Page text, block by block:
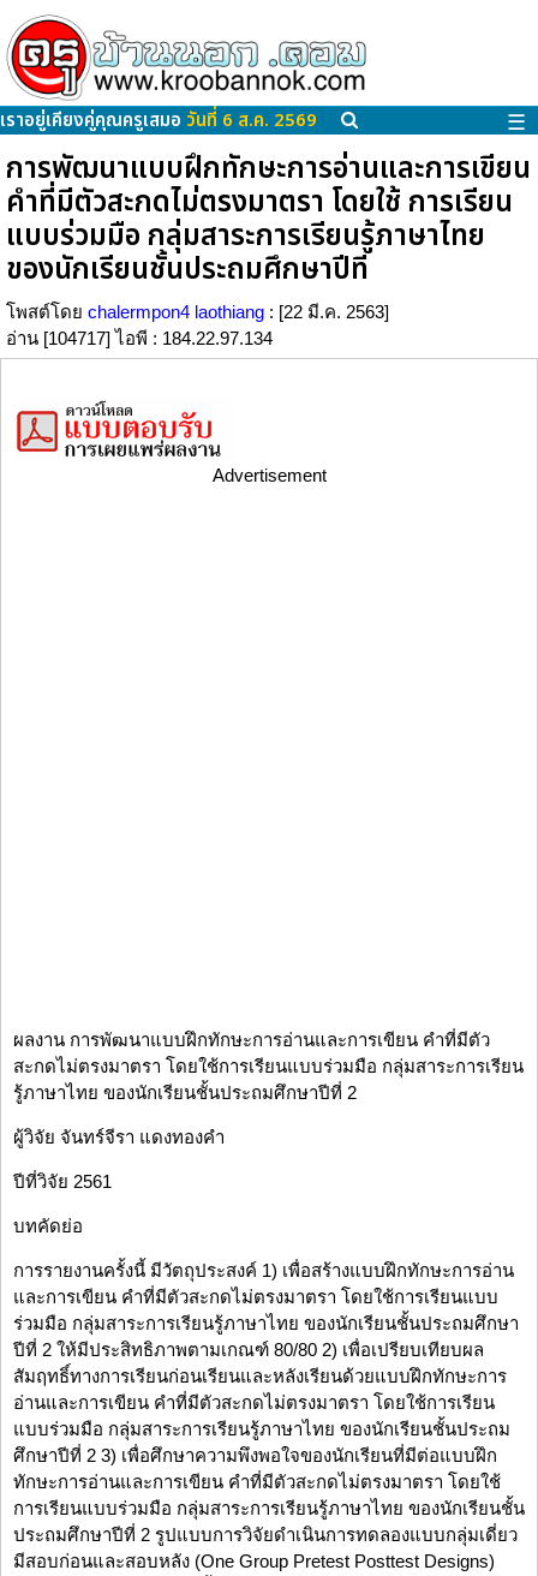
เราอยู่เคียงคู่คุณครูเสมอ วันที่ 6 ส.ค. 2569 ☰
การพัฒนาแบบฝึกทักษะการอ่านและการเขียน
คำที่มีตัวสะกดไม่ตรงมาตรา โดยใช้ การเรียน
แบบร่วมมือ กลุ่มสาระการเรียนรู้ภาษาไทย
ของนักเรียนชั้นประถมศึกษาปีที
โพสต์โดย chalermpon4 laothiang : [22 มี.ค. 2563]
อ่าน [104717] ไอพี : 184.22.97.134
Advertisement
ผลงาน การพัฒนาแบบฝึกทักษะการอ่านและการเขียน คำที่มีตัว
สะกดไม่ตรงมาตรา โดยใช้การเรียนแบบร่วมมือ กลุ่มสาระการเรียน
รู้ภาษาไทย ของนักเรียนชั้นประถมศึกษาปีที่ 2
ผู้วิจัย จันทร์จีรา แดงทองคำ
ปีที่วิจัย 2561
บทคัดย่อ
การรายงานครั้งนี้ มีวัตถุประสงค์ 1) เพื่อสร้างแบบฝึกทักษะการอ่าน
และการเขียน คำที่มีตัวสะกดไม่ตรงมาตรา โดยใช้การเรียนแบบ
ร่วมมือ กลุ่มสาระการเรียนรู้ภาษาไทย ของนักเรียนชั้นประถมศึกษา
ปีที่ 2 ให้มีประสิทธิภาพตามเกณฑ์ 80/80 2) เพื่อเปรียบเทียบผล
สัมฤทธิ์ทางการเรียนก่อนเรียนและหลังเรียนด้วยแบบฝึกทักษะการ
อ่านและการเขียน คำที่มีตัวสะกดไม่ตรงมาตรา โดยใช้การเรียน
แบบร่วมมือ กลุ่มสาระการเรียนรู้ภาษาไทย ของนักเรียนชั้นประถม
ศึกษาปีที่ 2 3) เพื่อศึกษาความพึงพอใจของนักเรียนที่มีต่อแบบฝึก
ทักษะการอ่านและการเขียน คำที่มีตัวสะกดไม่ตรงมาตรา โดยใช้
การเรียนแบบร่วมมือ กลุ่มสาระการเรียนรู้ภาษาไทย ของนักเรียนชั้น
ประถมศึกษาปีที่ 2 รูปแบบการวิจัยดำเนินการทดลองแบบกลุ่มเดี่ยว
มีสอบก่อนและสอบหลัง (One Group Pretest Posttest Designs)